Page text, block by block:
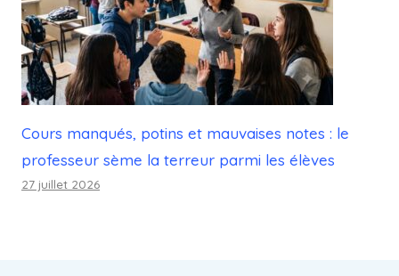
Cours manqués, potins et mauvaises notes : le
professeur sème la terreur parmi les élèves
27 juillet 2026